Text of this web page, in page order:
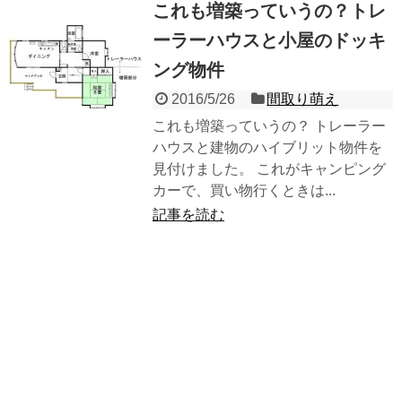
これも増築っていうの？トレ
ーラーハウスと小屋のドッキ
ング物件
2016/5/26
間取り萌え
これも増築っていうの？ トレーラー
ハウスと建物のハイブリット物件を
見付けました。 これがキャンピング
カーで、買い物行くときは...
記事を読む